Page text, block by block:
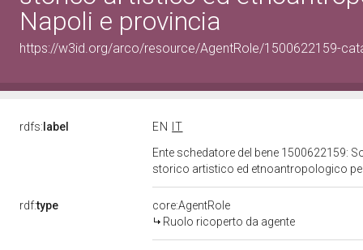
Napoli e provincia
https://w3id.org/arco/resource/AgentRole/1500622159-
rdfs: label EN
IT
Ente schedatore del bene 1500622159:
storico artistico ed etnoantropologico
rdf:type
core:AgentRole
Ruolo ricoperto da agente